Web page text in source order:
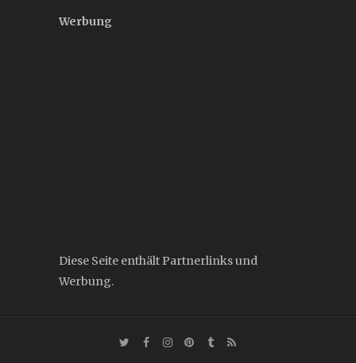
Werbung
Diese Seite enthält Partnerlinks und
Werbung.